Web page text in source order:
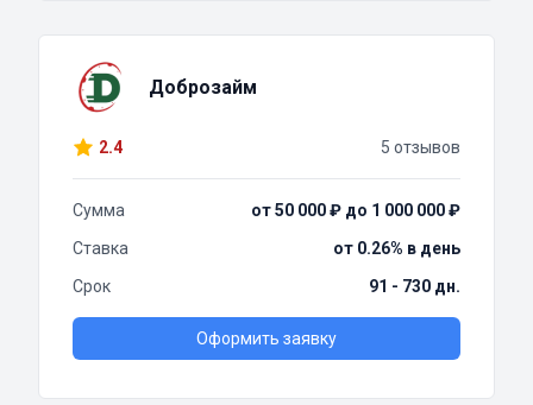
Доброзайм
2.4 5 отзывов
Сумма
от 50 000 ₽ до 1 000 000 ₽
Ставка
от 0.26% в день
Срок
91 - 730 дн.
Оформить заявку